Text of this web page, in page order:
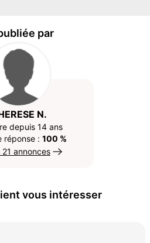
par
N.
depuis 14 ans
réponse : 100 %
21 annonces
vous intéresser